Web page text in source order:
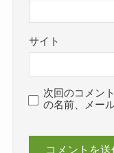
サイト
次回のコメン
の名前、メー